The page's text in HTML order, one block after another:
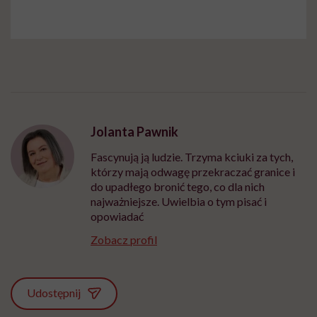
Jolanta Pawnik
Fascynują ją ludzie. Trzyma kciuki za tych,
którzy mają odwagę przekraczać granice i
do upadłego bronić tego, co dla nich
najważniejsze. Uwielbia o tym pisać i
opowiadać
Zobacz profil
Udostępnij